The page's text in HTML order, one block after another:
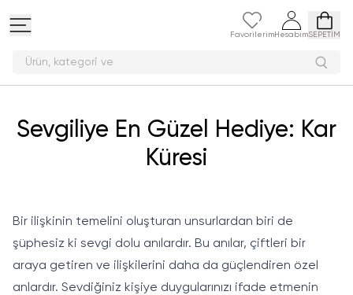
Favorilerim HesabımSEPETİM
Ürün, katego
Sevgiliye En Güzel Hediye: Kar
Küresi
Bir ilişkinin temelini oluşturan unsurlardan biri de
şüphesiz ki sevgi dolu anılardır. Bu anılar, çiftleri bir
araya getiren ve ilişkilerini daha da güçlendiren özel
anlardır. Sevdiğiniz kişiye duygularınızı ifade etmenin